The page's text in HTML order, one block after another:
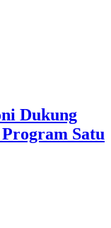
Dukung
Satu